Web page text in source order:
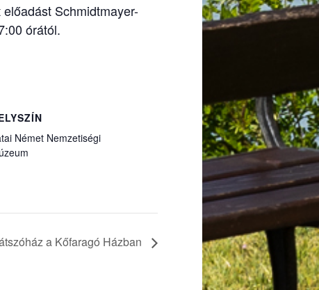
Schmidtmayer-
órától.
Német Nemzetiségi
a Kőfaragó Házban